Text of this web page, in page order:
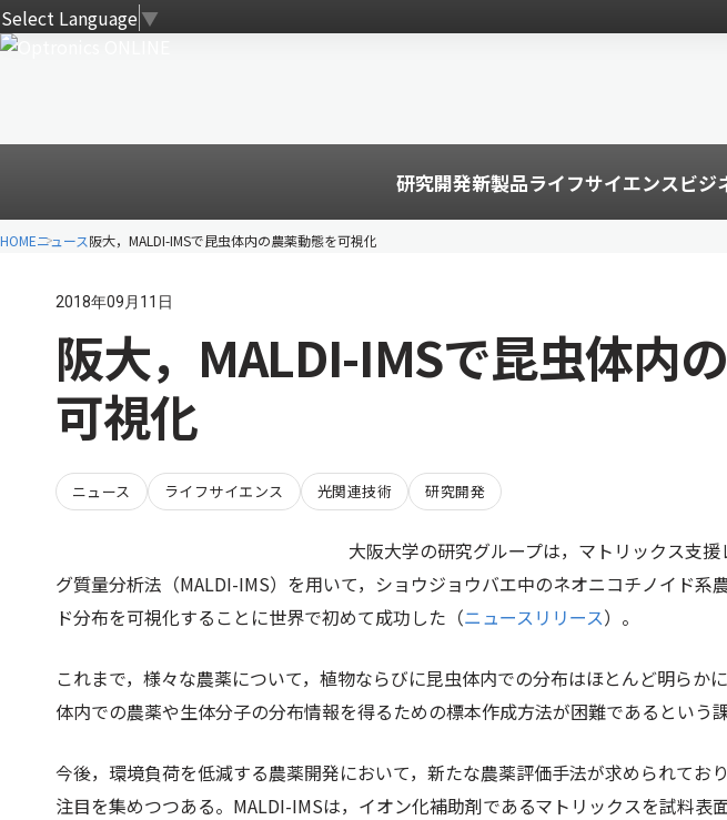
Select Language▼
研究開発新製品ライフサイエンスビジ
HOMEニュース阪大，MALDI-IMSで昆虫体内の農薬動態を可視化
2018年09月11日
阪大，MALDI-IMSで昆虫体内
可視化
ニュース ライフサイエンス 光関連技術 研究開発
大阪大学の研究グループは，マトリックス支
グ質量分析法（MALDI-IMS）を用いて，ショウジョウバエ中のネオニコチノイド系
ド分布を可視化することに世界で初めて成功した（ニュースリリース）。
これまで，様々な農薬について，植物ならびに昆虫体内での分布はほとんど明らか
体内での農薬や生体分子の分布情報を得るための標本作成方法が困難であるという
今後，環境負荷を低減する農薬開発において，新たな農薬評価手法が求められてお
注目を集めつつある。MALDI-IMSは，イオン化補助剤であるマトリックスを試料表